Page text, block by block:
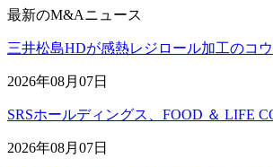
最新のM&Aニュース
三井松島HDが感熱レジロール加工のコ
2026年08月07日
SRSホールディングス、FOOD ＆ LIFE
2026年08月07日